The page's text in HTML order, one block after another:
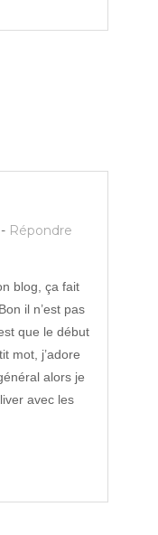
- Répondre
blog, ça fait
il n’est pas
que le début
mot, j’adore
alors je
avec les